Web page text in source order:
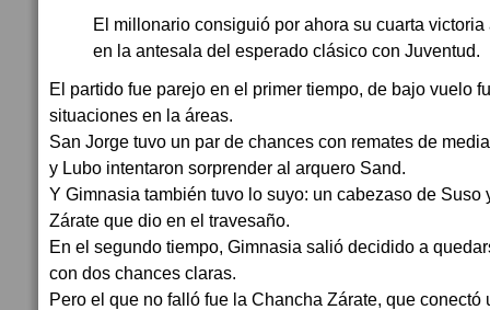
El millonario consiguió por ahora su cuarta
en la antesala del esperado clásico con Juventud.
El partido fue parejo en el primer tiempo, de bajo vuelo
situaciones en la áreas.
San Jorge tuvo un par de chances con remates de
y Lubo intentaron sorprender al arquero Sand.
Y Gimnasia también tuvo lo suyo: un cabezaso de Suso
Zárate que dio en el travesaño.
En el segundo tiempo, Gimnasia salió decidido a
con dos chances claras.
Pero el que no falló fue la Chancha Zárate, que conectó